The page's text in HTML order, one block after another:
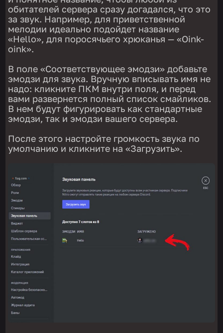
обитателей сервера сразу догадался, что это
за звук. Например, для приветственной
мелодии идеально подойдет название
«Hello», для поросячьего хрюканья — «Oink-
oink».
В поле «Соответствующее эмодзи» добавьте
эмодзи для звука. Вручную вписывать имя не
надо: кликните ПКМ внутри поля, и перед
вами развернется полный список смайликов.
В нем будут фигурировать как стандартные
эмодзи, так и эмодзи вашего сервера.
После этого настройте громкость звука по
умолчанию и кликните на «Загрузить».